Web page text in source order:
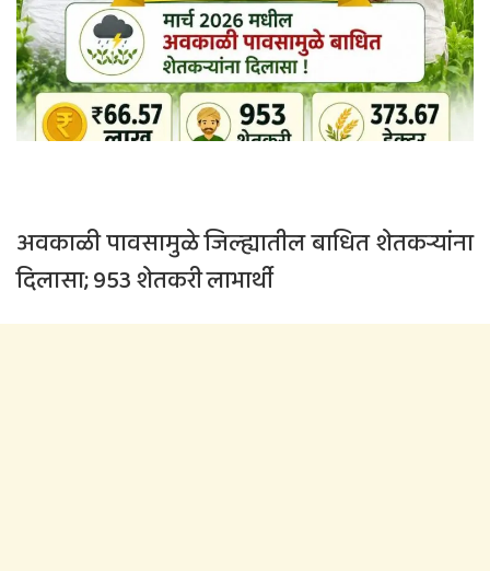
अवकाळी पावसामुळे जिल्ह्यातील बाधित शेतकऱ्यांना
दिलासा; 953 शेतकरी लाभार्थी